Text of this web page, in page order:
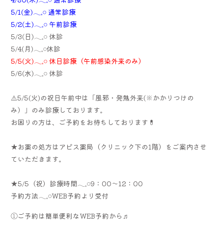
5/1(金)𓂃𓈒𓏸 通常診療
5/2(土)𓂃𓈒𓏸 午前診療
5/3(日)𓂃𓈒𓏸 休診
5/4(月)𓂃𓈒𓏸休診
5/5(火)𓂃𓈒𓏸 休日診療（午前感染外来のみ）
5/6(水)𓂃𓈒𓏸 休診
⚠️5/5(火)の祝日午前中は「風邪・発熱外来(※かかりつけの
み）
」のみ診療しております。
お困りの方は、ご予約をお待ちしております💊
★お薬の処方はアピス薬局（クリニック下の1階） をご案内させ
ていただきます。
★5/5 （祝）診療時間𓂃𓈒𓏸9：00～12：00
予約方法𓂃𓈒𓏸WEB予約より受付
①ご予約は簡単便利なWEB予約から♬